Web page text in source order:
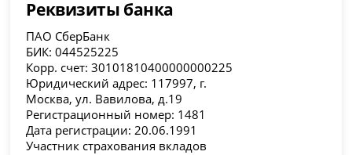
Реквизиты банка
ПАО СберБанк
БИК: 044525225
Корр. счет: 30101810400000000225
Юридический адрес: 117997, г.
Москва, ул. Вавилова, д.19
Регистрационный номер: 1481
Дата регистрации: 20.06.1991
Участник страхования вкладов